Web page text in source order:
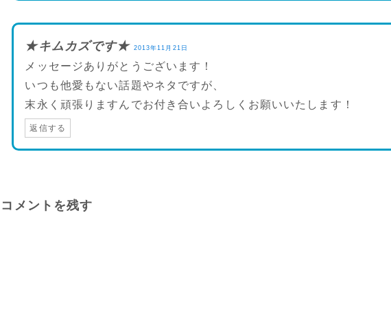
★キムカズです★ 2013年11月21日
メッセージありがとうございます！
いつも他愛もない話題やネタですが、
末永く頑張りますんでお付き合いよろしくお願いいたします！
返信する
コメントを残す